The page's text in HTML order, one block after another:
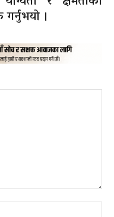
गर्नुभयो ।